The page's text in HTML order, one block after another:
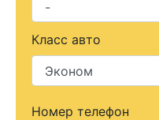
Класс авто
Номер телефон